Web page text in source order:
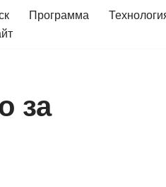
Программа
за